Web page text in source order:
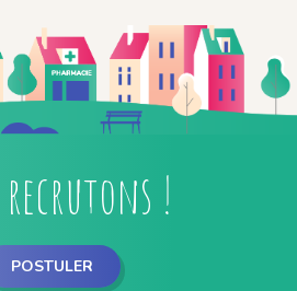
recrutons !
POSTULER